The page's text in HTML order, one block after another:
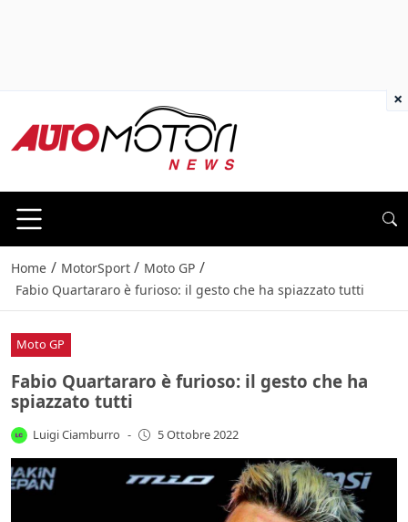
Home / MotorSport / Moto GP /
Fabio Quartararo è furioso: il gesto che ha spiazzato tutti
Moto GP
Fabio Quartararo è furioso: il gesto che ha
spiazzato tutti
Luigi Ciamburro - 5 Ottobre 2022
×